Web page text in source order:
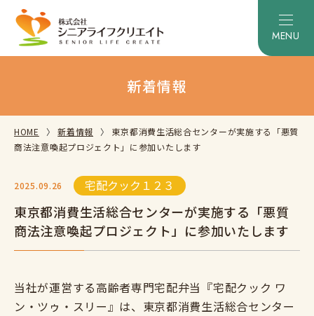
新着情報
HOME 新着情報
東京都消費生活総合センターが実施する「悪質
商法注意喚起プロジェクト」に参加いたします
2025.09.26 宅配クック１２３
東京都消費生活総合センターが実施する「悪質
商法注意喚起プロジェクト」に参加いたします
当社が運営する高齢者専門宅配弁当『宅配クック ワ
ン・ツゥ・スリー』は、東京都消費生活総合センター